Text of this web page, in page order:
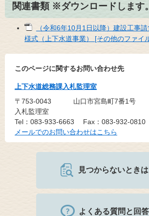
関連書類 ※ダウンロードします。
（令和6年10月1日以降）建設工事
様式（上下水道事業） [その他のファイ
このページに関するお問い合わせ先
上下水道総務課入札監理室
〒753-0043
山口市宮島町7番1号
入札監理室
Tel：083-933-6663
Fax：083-932-0810
メールでのお問い合わせはこちら
見つからないときは
よくある質問と回答